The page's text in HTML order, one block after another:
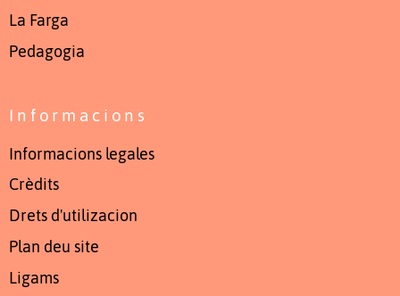
La Farga
Pedagogia
Informacions
Informacions legales
Crèdits
Drets d'utilizacion
Plan deu site
Ligams